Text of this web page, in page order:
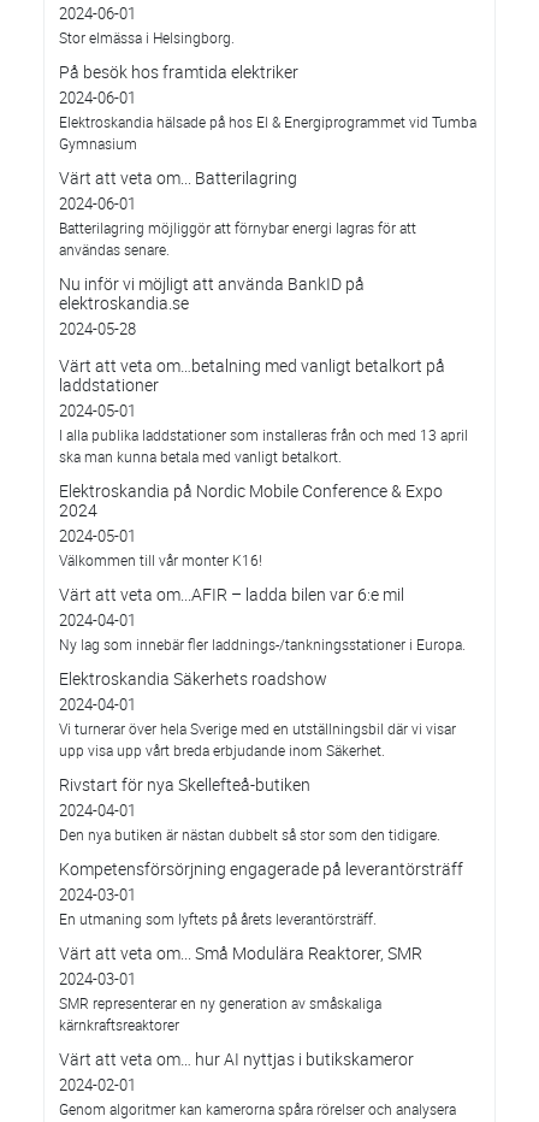
2024-06-01
Stor elmässa i Helsingborg.
På besök hos framtida elektriker
2024-06-01
Elektroskandia hälsade på hos El & Energiprogrammet vid Tumba
Gymnasium
Värt att veta om... Batterilagring
2024-06-01
Batterilagring möjliggör att förnybar energi lagras för att
användas senare.
Nu inför vi möjligt att använda BankID på
elektroskandia.se
2024-05-28
Värt att veta om…betalning med vanligt betalkort på
laddstationer
2024-05-01
I alla publika laddstationer som installeras från och med 13 april
ska man kunna betala med vanligt betalkort.
Elektroskandia på Nordic Mobile Conference & Expo
2024
2024-05-01
Välkommen till vår monter K16!
Värt att veta om...AFIR – ladda bilen var 6:e mil
2024-04-01
Ny lag som innebär fler laddnings-/tankningsstationer i Europa.
Elektroskandia Säkerhets roadshow
2024-04-01
Vi turnerar över hela Sverige med en utställningsbil där vi visar
upp visa upp vårt breda erbjudande inom Säkerhet.
Rivstart för nya Skellefteå-butiken
2024-04-01
Den nya butiken är nästan dubbelt så stor som den tidigare.
Kompetensförsörjning engagerade på leverantörsträff
2024-03-01
En utmaning som lyftets på årets leverantörsträff.
Värt att veta om... Små Modulära Reaktorer, SMR
2024-03-01
SMR representerar en ny generation av småskaliga
kärnkraftsreaktorer
Värt att veta om… hur AI nyttjas i butikskameror
2024-02-01
Genom algoritmer kan kamerorna spåra rörelser och analysera